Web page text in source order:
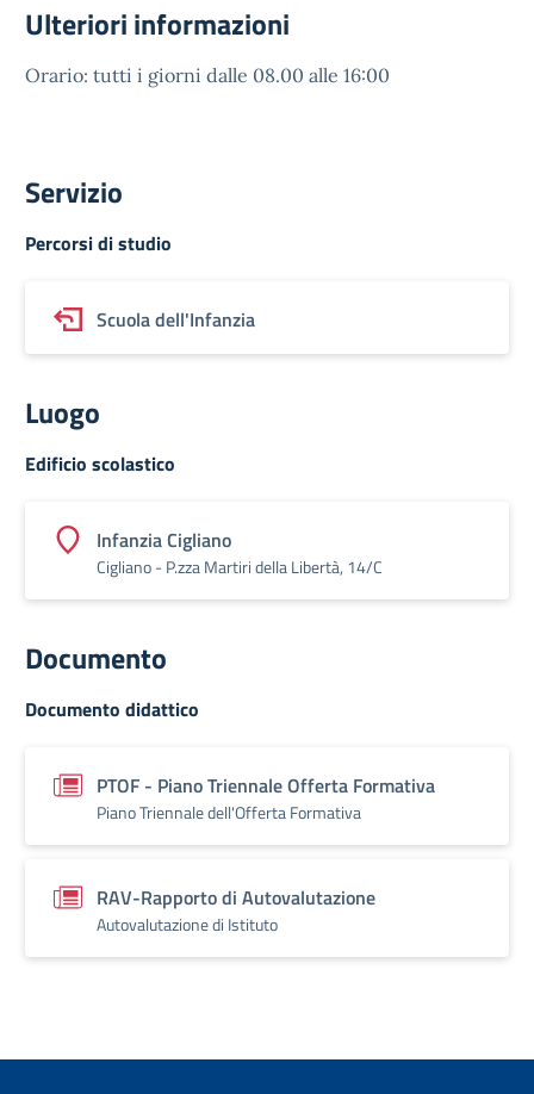
Ulteriori informazioni
Orario: tutti i giorni dalle 08.00 alle 16:00
Servizio
Percorsi di studio
Scuola dell'Infanzia
Luogo
Edificio scolastico
Infanzia Cigliano
Cigliano - P.zza Martiri della Libertà, 14/C
Documento
Documento didattico
PTOF - Piano Triennale Offerta Formativa
Piano Triennale dell'Offerta Formativa
RAV-Rapporto di Autovalutazione
Autovalutazione di Istituto